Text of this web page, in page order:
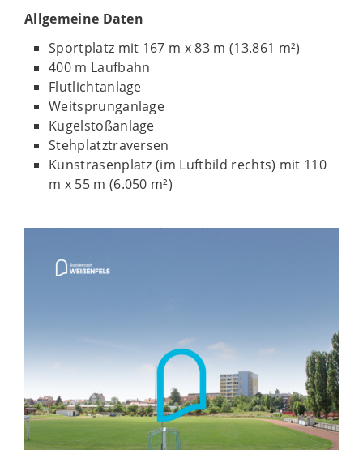
Allgemeine Daten
Sportplatz mit 167 m x 83 m (13.861 m²)
400 m Laufbahn
Flutlichtanlage
Weitsprunganlage
Kugelstoßanlage
Stehplatztraversen
Kunstrasenplatz (im Luftbild rechts) mit 110
m x 55 m (6.050 m²)